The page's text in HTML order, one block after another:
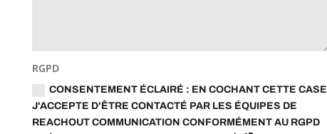
RGPD
CONSENTEMENT ÉCLAIRÉ : EN COCHANT CETTE CASE
J'ACCEPTE D'ÊTRE CONTACTÉ PAR LES ÉQUIPES DE
REACHOUT COMMUNICATION CONFORMÉMENT AU RGPD